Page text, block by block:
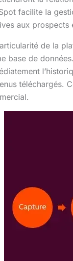
facilite la
aux prospects
de la
base de
téléchargés.